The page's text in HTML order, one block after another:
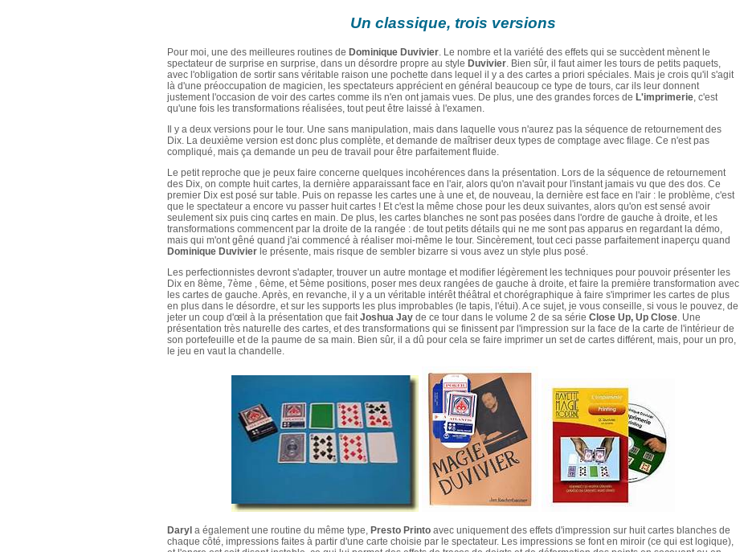
Un classique, trois versions
Pour moi, une des meilleures routines de Dominique Duvivier. Le nombre et la variété des effets qui se succèdent mènent le
spectateur de surprise en surprise, dans un désordre propre au style Duvivier. Bien sûr, il faut aimer les tours de petits paquets,
avec l'obligation de sortir sans véritable raison une pochette dans lequel il y a des cartes a priori spéciales. Mais je crois qu'il s'agit
là d'une préoccupation de magicien, les spectateurs apprécient en général beaucoup ce type de tours, car ils leur donnent
justement l'occasion de voir des cartes comme ils n'en ont jamais vues. De plus, une des grandes forces de L'imprimerie, c'est
qu'une fois les transformations réalisées, tout peut être laissé à l'examen.
Il y a deux versions pour le tour. Une sans manipulation, mais dans laquelle vous n'aurez pas la séquence de retournement des
Dix. La deuxième version est donc plus complète, et demande de maîtriser deux types de comptage avec filage. Ce n'est pas
compliqué, mais ça demande un peu de travail pour être parfaitement fluide.
Le petit reproche que je peux faire concerne quelques incohérences dans la présentation. Lors de la séquence de retournement
des Dix, on compte huit cartes, la dernière apparaissant face en l'air, alors qu'on n'avait pour l'instant jamais vu que des dos. Ce
premier Dix est posé sur table. Puis on repasse les cartes une à une et, de nouveau, la dernière est face en l'air : le problème, c'est
que le spectateur a encore vu passer huit cartes ! Et c'est la même chose pour les deux suivantes, alors qu'on est sensé avoir
seulement six puis cinq cartes en main. De plus, les cartes blanches ne sont pas posées dans l'ordre de gauche à droite, et les
transformations commencent par la droite de la rangée : de tout petits détails qui ne me sont pas apparus en regardant la démo,
mais qui m'ont gêné quand j'ai commencé à réaliser moi-même le tour. Sincèrement, tout ceci passe parfaitement inaperçu quand
Dominique Duvivier le présente, mais risque de sembler bizarre si vous avez un style plus posé.
Les perfectionnistes devront s'adapter, trouver un autre montage et modifier légèrement les techniques pour pouvoir présenter les
Dix en 8ème, 7ème , 6ème, et 5ème positions, poser mes deux rangées de gauche à droite, et faire la première transformation avec
les cartes de gauche. Après, en revanche, il y a un véritable intérêt théâtral et chorégraphique à faire s'imprimer les cartes de plus
en plus dans le désordre, et sur les supports les plus improbables (le tapis, l'étui). A ce sujet, je vous conseille, si vous le pouvez, de
jeter un coup d'œil à la présentation que faitJoshua Jay de ce tour dans le volume 2 de sa série Close Up, Up Close. Une
présentation très naturelle des cartes, et des transformations qui se finissent par l'impression sur la face de la carte de l'intérieur de
son portefeuille et de la paume de sa main. Bien sûr, il a dû pour cela se faire imprimer un set de cartes différent, mais, pour un pro,
le jeu en vaut la chandelle.
Daryl a également une routine du même type, Presto Printo avec uniquement des effets d'impression sur huit cartes blanches de
chaque côté, impressions faites à partir d'une carte choisie par le spectateur. Les impressions se font en miroir (ce qui est logique),